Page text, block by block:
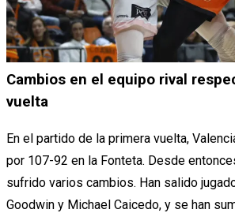
Cambios en el equipo rival
vuelta
En el partido de la primera vuelta,
por 107-92 en la Fonteta. Desde
sufrido varios cambios. Han salido
Goodwin y Michael Caicedo, y se han